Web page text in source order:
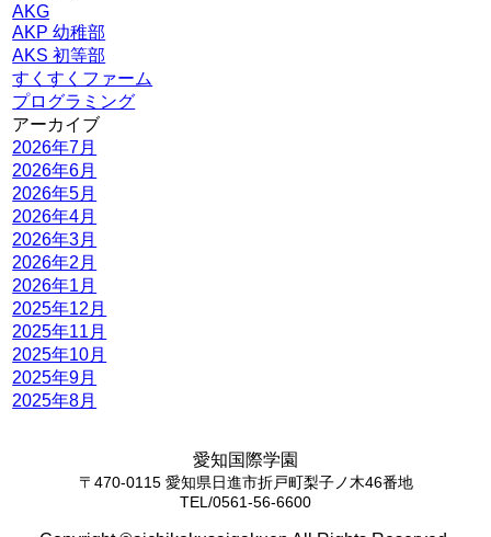
AKG
AKP 幼稚部
AKS 初等部
すくすくファーム
プログラミング
アーカイブ
2026年7月
2026年6月
2026年5月
2026年4月
2026年3月
2026年2月
2026年1月
2025年12月
2025年11月
2025年10月
2025年9月
2025年8月
愛知国際学園
〒470-0115 愛知県日進市折戸町梨子ノ木46番地
TEL/0561-56-6600